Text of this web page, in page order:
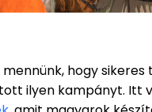
hogy
ilyen kampányt. Itt